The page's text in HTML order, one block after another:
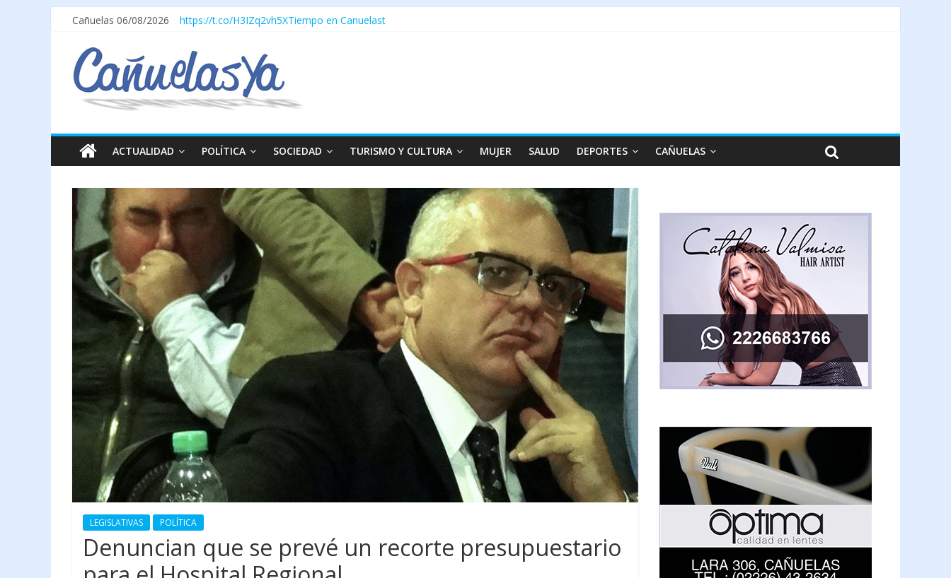
Cañuelas 06/08/2026 https://t.co/H3IZq2vh5XTiempo en Canuelast
ACTUALIDAD POLÍTICA SOCIEDAD TURISMO Y CULTURA MUJER SALUD DEPORTES CAÑUELAS
LEGISLATIVAS POLÍTICA
Denuncian que se prevé un recorte presupuestario